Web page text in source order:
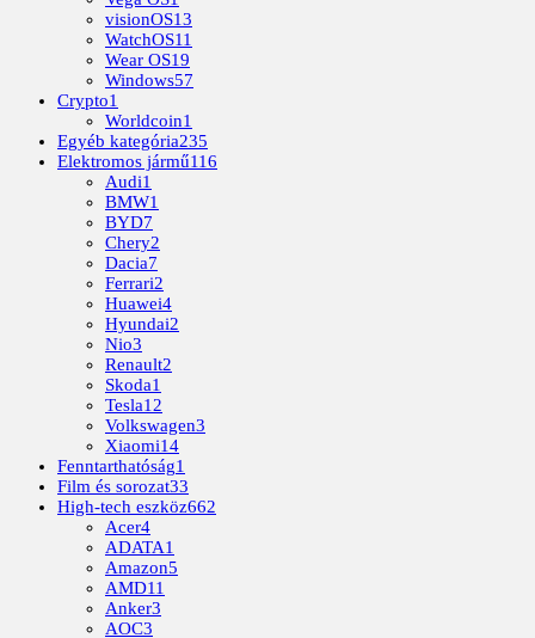
visionOS13
WatchOS11
Wear OS19
Windows57
Crypto1
Worldcoin1
Egyéb kategória235
Elektromos jármű116
Audi1
BMW1
BYD7
Chery2
Dacia7
Ferrari2
Huawei4
Hyundai2
Nio3
Renault2
Skoda1
Tesla12
Volkswagen3
Xiaomi14
Fenntarthatóság1
Film és sorozat33
High-tech eszköz662
Acer4
ADATA1
Amazon5
AMD11
Anker3
AOC3